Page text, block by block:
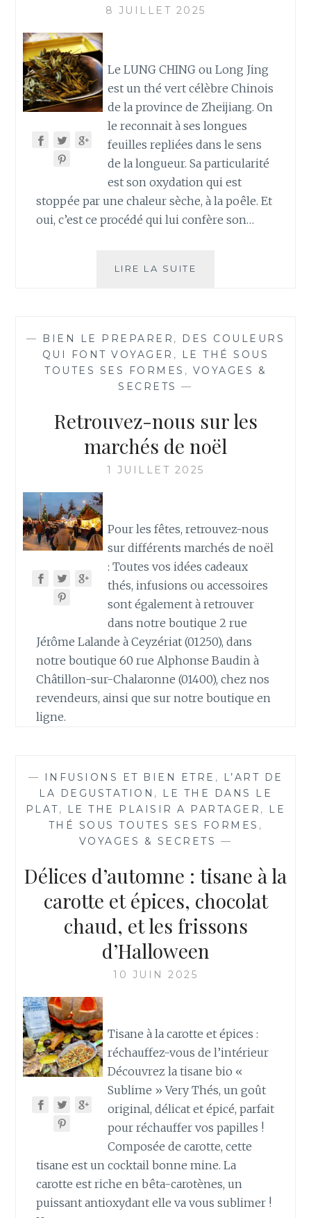
8 JUILLET 2025
Le LUNG CHING ou Long Jing
est un thé vert célèbre Chinois
de la province de Zheijiang. On
le reconnait à ses longues
feuilles repliées dans le sens
de la longueur. Sa particularité
est son oxydation qui est
stoppée par une chaleur sèche, à la poêle. Et
oui, c’est ce procédé qui lui confère son…
LIRE LA SUITE
DU
DRAGON,
UN
COMME
AUTRES.
— BIEN LE PREPARER ,
DES COULEURS
QUI FONT VOYAGER ,
LE THÉ SOUS
TOUTES SES FORMES , VOYAGES &
SECRETS —
Retrouvez-nous sur les
marchés de noël
1 JUILLET 2025
Pour les fêtes, retrouvez-nous
sur différents marchés de noël
: Toutes vos idées cadeaux
thés, infusions ou accessoires
sont également à retrouver
dans notre boutique 2 rue
Jérôme Lalande à Ceyzériat (01250), dans
notre boutique 60 rue Alphonse Baudin à
Châtillon-sur-Chalaronne (01400), chez nos
revendeurs, ainsi que sur notre boutique en
ligne.
— INFUSIONS ET BIEN ETRE ,
L’ART DE
LA DEGUSTATION ,
LE THE DANS LE
PLAT, LE THE PLAISIR A PARTAGER ,
LE
THÉ SOUS TOUTES SES FORMES ,
VOYAGES & SECRETS —
Délices d’automne : tisane à la
carotte et épices, chocolat
chaud, et les frissons
d’Halloween
10 JUIN 2025
Tisane à la carotte et épices :
réchauffez-vous de l’intérieur
Découvrez la tisane bio «
Sublime » Very Thés, un goût
original, délicat et épicé, parfait
pour réchauffer vos papilles !
Composée de carotte, cette
tisane est un cocktail bonne mine. La
carotte est riche en bêta-carotènes, un
puissant antioxydant elle va vous sublimer !